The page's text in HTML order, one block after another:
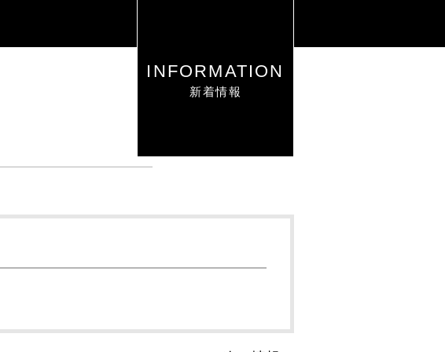
INFORMATION
新着情報